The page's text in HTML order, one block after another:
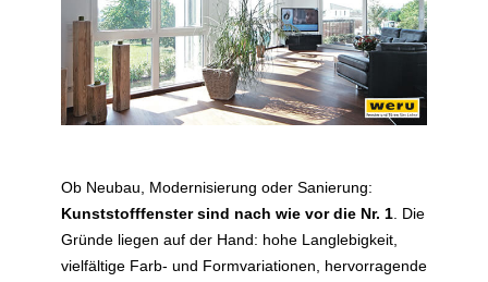
Ob Neubau, Modernisierung oder Sanierung:
Kunststofffenster sind nach wie vor die Nr. 1. Die
Gründe liegen auf der Hand: hohe Langlebigkeit,
vielfältige Farb- und Formvariationen, hervorragende